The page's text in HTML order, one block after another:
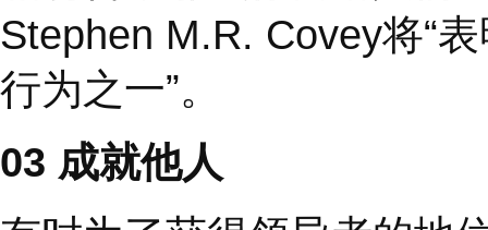
01高达罂粟花综合症
高大罂粟花综合症（
语，指在社群中试图